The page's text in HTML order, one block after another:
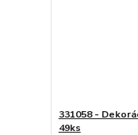
331058 -
49ks